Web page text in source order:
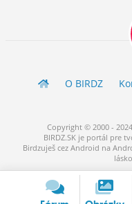
O BIRDZ
Copyright © 2000 - 2024
BIRDZ.SK je portál pre
Birdzuješ cez Android na